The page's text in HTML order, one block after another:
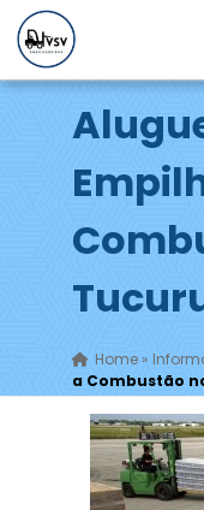
Home»
a Combustão